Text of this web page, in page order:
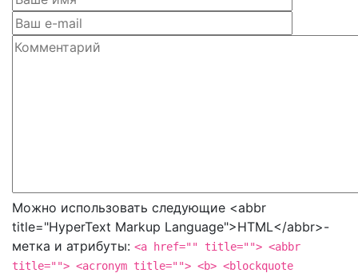
Можно использовать следующие <abbr
title="HyperText Markup Language">HTML</abbr>-
метка и атрибуты: <a href="" title=""> <abbr
title=""> <acronym title=""> <b> <blockquote